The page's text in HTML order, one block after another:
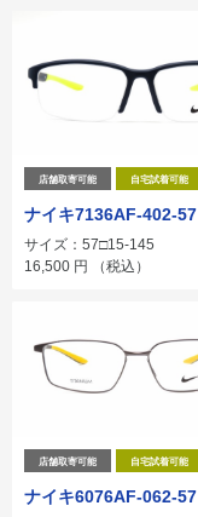
店舗取寄可能 自宅試着可能
ナイキ7136AF-402-57
サイズ：57□15-145
16,500 円 （税込）
店舗取寄可能 自宅試着可能
ナイキ6076AF-062-57